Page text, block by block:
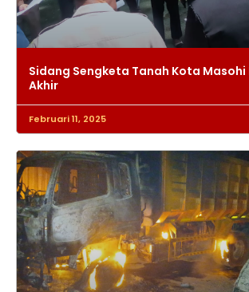
Sidang Sengketa Tanah Kota Masohi
Akhir
Februari 11, 2025